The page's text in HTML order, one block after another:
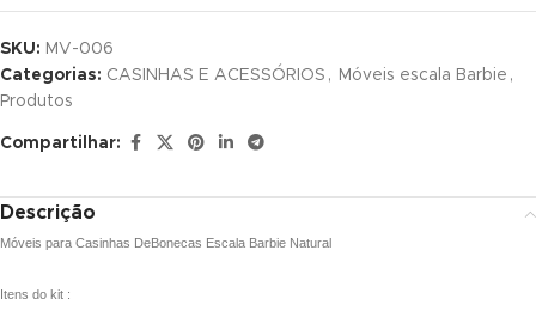
panel
panel
panel
panel
panel
panel
SKU: MV-006
Categorias: CASINHAS E ACESSÓRIOS , Móveis escala Barbie ,
Produtos
Compartilhar:
Descrição
Móveis para Casinhas DeBonecas Escala Barbie Natural
Itens do kit :